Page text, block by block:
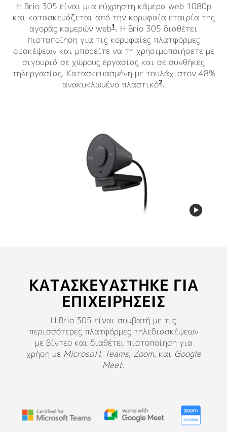
Η Brio 305 είναι μια εύχρηστη κάμερα web 1080p
και κατασκευάζεται από την κορυφαία εταιρία της
αγοράς καμερών web1Με βάση τα ανεξάρτητα
. Η Brio 305 διαθέτει
πιστοποίηση για τις κορυφαίες πλατφόρμες
συσκέψεων και μπορείτε να τη χρησιμοποιήσετε με
σιγουριά σε χώρους εργασίας και σε συνθήκες
τηλεργασίας. Κατασκευασμένη με τουλάχιστον 48%
ανακυκλωμένο πλαστικό262% για την
.
ΚΑΤΑΣΚΕΥΆΣΤΗΚΕ ΓΙΑ
ΕΠΙΧΕΙΡΉΣΕΙΣ
Η Brio 305 είναι συμβατή με τις
περισσότερες πλατφόρμες τηλεδιασκέψεων
με βίντεο και διαθέτει πιστοποίηση για
χρήση με Microsoft Teams, Zoom, και Google
Meet.